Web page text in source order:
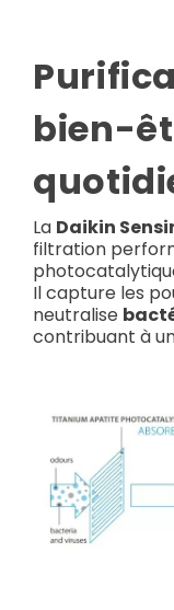
bien-
La Daikin
filtration
Il capture les
neutralise
contribuant à